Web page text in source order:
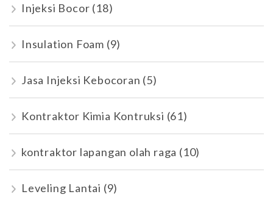
Injeksi Bocor (18)
Insulation Foam (9)
Jasa Injeksi Kebocoran (5)
Kontraktor Kimia Kontruksi (61)
kontraktor lapangan olah raga (10)
Leveling Lantai (9)